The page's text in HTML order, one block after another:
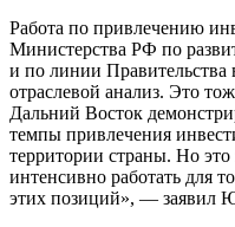
Работа по привлечению
Министерства РФ по
и по линии
отраслевой анализ. Это
Дальний Восток
темпы привлечения
территории страны. Но
интенсивно работать для
этих позиций», — заявил